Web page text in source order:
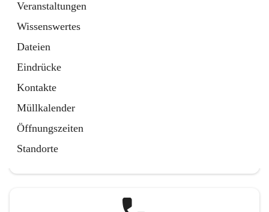
Veranstaltungen
Wissenswertes
Dateien
Eindrücke
Kontakte
Müllkalender
Öffnungszeiten
Standorte
Externe Webseite
neuem
Tab